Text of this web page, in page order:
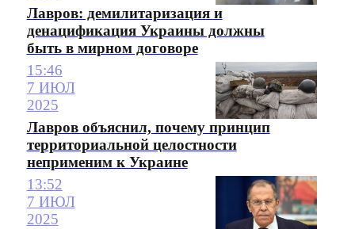
Лавров: демилитаризация и
денацификация Украины должны
быть в мирном договоре
15:46
7 ИЮЛ
2025
Лавров объяснил, почему принцип
территориальной целостности
неприменим к Украине
13:52
7 ИЮЛ
2025